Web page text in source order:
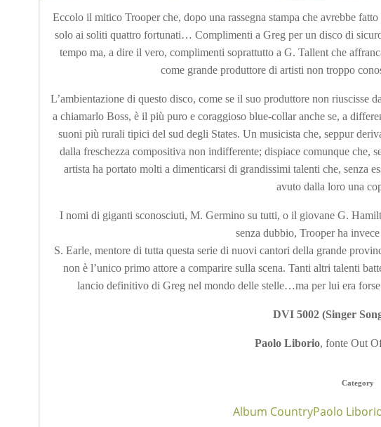
Eccolo il mitico Trooper che, dopo una rassegna stampa che avrebbe
solo ai soliti quattro fortunati… Complimenti a Greg per un disco di
tempo ma, a dire il vero, complimenti soprattutto a G. Tallent che
come grande produttore di artisti non troppo
L’ambientazione di questo disco, come se il suo produttore non riuscisse
a chiamarlo Boss, è il più puro e coraggioso blue-collar anche se, a
suoni più rurali tipici del sud degli States. Un musicista che, seppur
dalla freschezza compositiva non indifferente; dispiace comunque che,
artista ha portato molti a dimenticarsi di grandissimi talenti che, senza
avuto dalla loro una
I nomi di giganti sconosciuti, M. Germino su tutti, o il giovane G.
senza dubbio, Trooper ha
S. Earle, mentore di tutta questa serie di nuovi cantori della grande
non è l’unico primo attore a comparire sulla scena. Tanti altri talenti
lancio definitivo di Greg nel mondo delle stelle…ma per lui era
DVI 5002 (Singer
Paolo Liborio, fonte Out
Category
Album CountryPaolo